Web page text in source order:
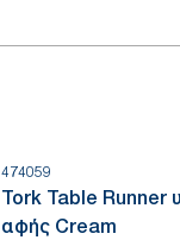
474059
Tork Table Runner
αφής Cream